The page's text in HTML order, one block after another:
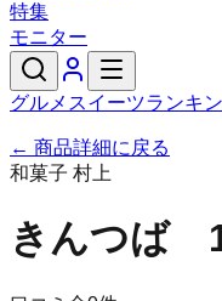
特集
モニター
グルメ スイーツランキ
← 商品詳細に戻る
和菓子 村上
きんつば